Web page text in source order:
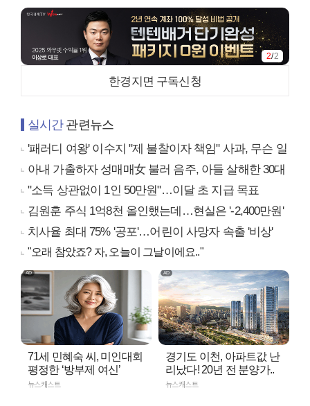
1/2
한경지면 구독신청
실시간관련뉴스
'패러디 여왕' 이수지 "제 불찰이자 책임" 사과, 무슨 일
아내 가출하자 성매매女 불러 음주, 아들 살해한 30대
"소득 상관없이 1인 50만원"…이달 초 지급 목표
김원훈 주식 1억8천 올인했는데…현실은 '-2,400만원'
치사율 최대 75% '공포'…어린이 사망자 속출 '비상'
"오래 참았죠? 자, 오늘이 그날이에요.."
71세 민혜숙 씨, 미인대회
평정한 ‘방부제 여신’
뉴스캐스트
경기도 이천, 아파트값 난
리났다! 20년 전 분양가..
뉴스캐스트